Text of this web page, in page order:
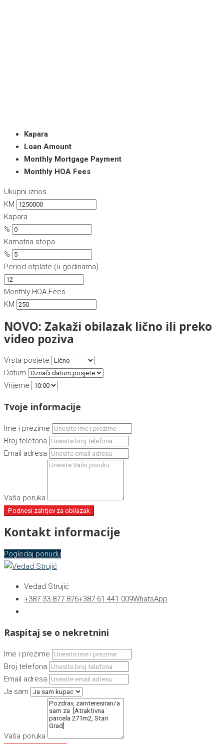
Kapara
Loan Amount
Monthly Mortgage Payment
Monthly HOA Fees
Ukupni iznos
KM
Kapara
%
Kamatna stopa
%
Period otplate (u godinama)
Monthly HOA Fees
KM
NOVO: Zakaži obilazak lično ili preko
video poziva
Vrsta posjete
Datum
Vrijeme
Tvoje informacije
Ime i prezime
Broj telefona
Email adresa
Vaša poruka
Podnesi zahtjev za obilazak
Kontakt informacije
Pogledaj ponudu
Vedad Strujić
+387 33 877 876+387 61 441 009WhatsApp
Raspitaj se o nekretnini
Ime i prezime
Broj telefona
Email adresa
Ja sam
Vaša poruka